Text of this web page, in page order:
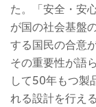
た。「安全・安
が国の社会基盤
する国民の合意
その重要性が語
して50年もつ製
れる設計を行え